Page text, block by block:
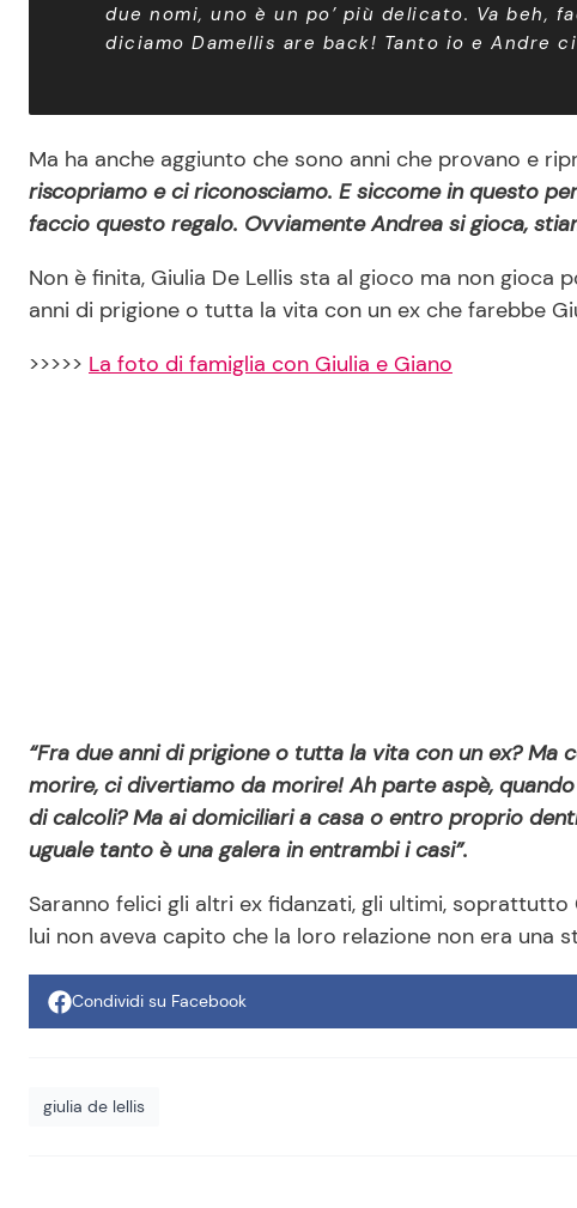
due nomi, uno è un po’ più delicato. Va beh,
diciamo Damellis are back! Tanto io e Andre
Ma ha anche aggiunto che sono anni che provano e
riscopriamo e ci riconosciamo. E siccome in questo
faccio questo regalo. Ovviamente Andrea si gioca,
Non è finita, Giulia De Lellis sta al gioco ma non gioca
anni di prigione o tutta la vita con un ex che farebbe
>>>>> La foto di famiglia con Giulia e Giano
“Fra due anni di prigione o tutta la vita con un ex? Ma
morire, ci divertiamo da morire! Ah parte aspè,
di calcoli? Ma ai domiciliari a casa o entro proprio
uguale tanto è una galera in entrambi i casi”.
Saranno felici gli altri ex fidanzati, gli ultimi,
lui non aveva capito che la loro relazione non era una
Condividi su Facebook
giulia de lellis